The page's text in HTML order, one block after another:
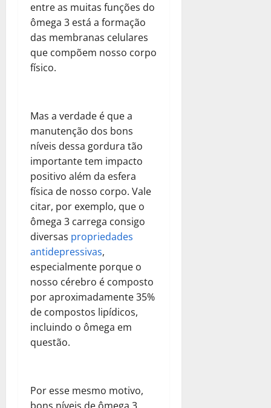
entre as muitas funções do
ômega 3 está a formação
das membranas celulares
que compõem nosso corpo
físico.
Mas a verdade é que a
manutenção dos bons
níveis dessa gordura tão
importante tem impacto
positivo além da esfera
física de nosso corpo. Vale
citar, por exemplo, que o
ômega 3 carrega consigo
diversas propriedades
antidepressivas,
especialmente porque o
nosso cérebro é composto
por aproximadamente 35%
de compostos lipídicos,
incluindo o ômega em
questão.
Por esse mesmo motivo,